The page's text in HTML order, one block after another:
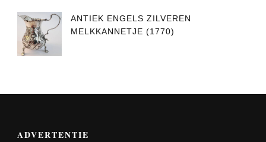
ANTIEK ENGELS ZILVEREN
MELKKANNETJE (1770)
ADVERTENTIE